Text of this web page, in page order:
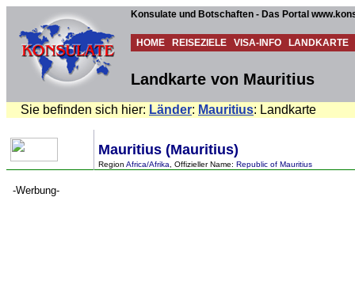
Konsulate und Botschaften - Das Portal
HOME REISEZIELE VISA-INFO LANDKARTE
Landkarte von Mauritius
Sie befinden sich hier: Länder: Mauritius: Landkarte
Mauritius (Mauritius)
Region Africa/Afrika , Offizieller Name: Republic of Mauritius
-Werbung-